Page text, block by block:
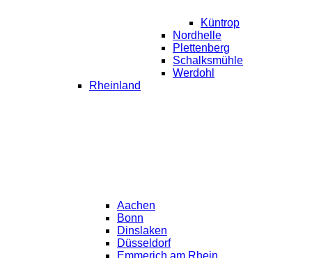
Küntrop
Nordhelle
Plettenberg
Schalksmühle
Werdohl
Rheinland
Aachen
Bonn
Dinslaken
Düsseldorf
Emmerich am Rhein